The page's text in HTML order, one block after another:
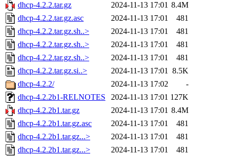
dhcp-4.2.2.tar.gz
2024-11-13 17:01 8.4M
dhcp-4.2.2.tar.gz.asc
2024-11-13 17:01
481
dhcp-4.2.2.tar.gz.sh..>
2024-11-13 17:01
481
dhcp-4.2.2.tar.gz.sh..>
2024-11-13 17:01
481
dhcp-4.2.2.tar.gz.sh..>
2024-11-13 17:01
481
dhcp-4.2.2.tar.gz.si..>
2024-11-13 17:01 8.5K
dhcp-4.2.2/
2024-11-13 17:02
-
dhcp-4.2.2b1-RELNOTES
2024-11-13 17:01 127K
dhcp-4.2.2b1.tar.gz
2024-11-13 17:01 8.4M
dhcp-4.2.2b1.tar.gz.asc
2024-11-13 17:01
481
dhcp-4.2.2b1.tar.gz...>
2024-11-13 17:01
481
dhcp-4.2.2b1.tar.gz...>
2024-11-13 17:01
481